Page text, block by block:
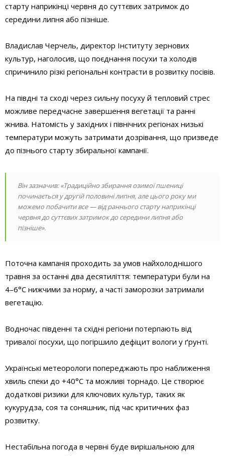
старту наприкінці червня до суттєвих затримок до
середини липня або пізніше.
Владислав Черчель, директор Інституту зернових
культур, наголосив, що поєднання посухи та холодів
спричинило різкі регіональні контрасти в розвитку посівів.
На півдні та сході через сильну посуху й тепловий стрес
можливе передчасне завершення вегетації та ранні
жнива. Натомість у західних і північних регіонах низькі
температури можуть затримати дозрівання, що призведе
до пізнього старту збиральної кампанії.
Він зазначив: «Традиційно збирання озимої пшениці
починається у другій половині липня, але цього року ми
можемо побачити все — від раннього старту наприкінці
червня до суттєвих затримок до середини липня або
пізніше».
Поточна кампанія проходить за умов найхолоднішого
травня за останні два десятиліття: температури були на
4–6°C нижчими за норму, а часті заморозки затримали
вегетацію.
Водночас південні та східні регіони потерпають від
тривалої посухи, що погіршило дефіцит вологи у ґрунті.
Українські метеорологи попереджають про наближення
хвиль спеки до +40°C та можливі торнадо. Це створює
додаткові ризики для ключових культур, таких як
кукурудза, соя та соняшник, під час критичних фаз
розвитку.
Нестабільна погода в червні буде вирішальною для